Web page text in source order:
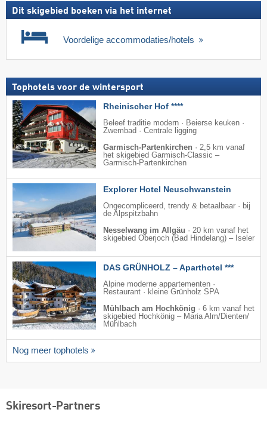
Dit skigebied boeken via het internet
Voordelige accommodaties/hotels
Tophotels voor de wintersport
Rheinischer Hof ****
Beleef traditie modern · Beierse keuken ·
Zwembad · Centrale ligging
Garmisch-Partenkirchen · 2,5 km vanaf
het skigebied Garmisch-Classic –
Garmisch-Partenkirchen
Explorer Hotel Neuschwanstein
Ongecompliceerd, trendy & betaalbaar · bij
de Alpspitzbahn
Nesselwang im Allgäu · 20 km vanaf het
skigebied Oberjoch (Bad Hindelang) – Iseler
DAS GRÜNHOLZ – Aparthotel ***
Alpine moderne appartementen ·
Restaurant · kleine Grünholz SPA
Mühlbach am Hochkönig · 6 km vanaf het
skigebied Hochkönig – Maria Alm/​Dienten/​
Mühlbach
Nog meer tophotels
Skiresort-Partners